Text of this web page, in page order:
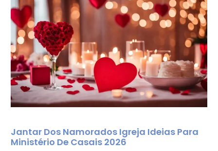
Jantar Dos Namorados Igreja Ideias Para
Ministério De Casais 2026